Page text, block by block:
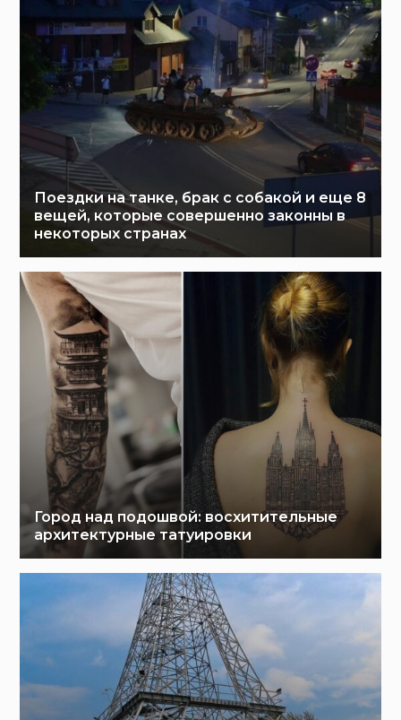
Поездки на танке, брак с собакой и еще 8
вещей, которые совершенно законны в
некоторых странах
Город над подошвой: восхитительные
архитектурные татуировки